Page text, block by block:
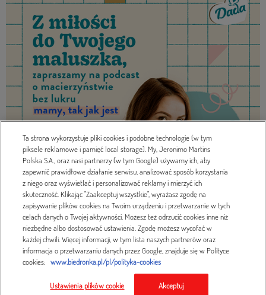
posłuchaj
Ta strona wykorzystuje pliki cookies i podobne technologie (w tym
piksele reklamowe i pamięć local storage). My, Jeronimo Martins
Polska S.A., oraz nasi partnerzy (w tym Google) używamy ich, aby
zapewnić prawidłowe działanie serwisu, analizować sposób korzystania
z niego oraz wyświetlać i personalizować reklamy i mierzyć ich
skuteczność. Klikając "Zaakceptuj wszystkie", wyrażasz zgodę na
zapisywanie plików cookies na Twoim urządzeniu i przetwarzanie w tych
celach danych o Twojej aktywności. Możesz też odrzucić cookies inne niż
niezbędne albo dostosować ustawienia. Zgodę możesz wycofać w
każdej chwili. Więcej informacji, w tym lista naszych partnerów oraz
informacja o przetwarzaniu danych przez Google, znajduje się w Polityce
cookies: www.biedronka.pl/pl/polityka-cookies
Ustawienia plików cookie Akceptuj